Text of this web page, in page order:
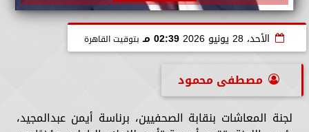
الأحد، 28 يونيو 2026 02:39 مـ بتوقيت القاهرة
مصطفى محمود
لجنة المعاشات بنقابة الصحفيين، برناسة أيمن عبدالمجيد،